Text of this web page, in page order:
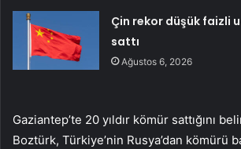
Çin rekor düşük faizli
sattı
Ağustos 6, 2026
Gaziantep’te 20 yıldır kömür sattığını
Boztürk, Türkiye’nin Rusya’dan kömürü